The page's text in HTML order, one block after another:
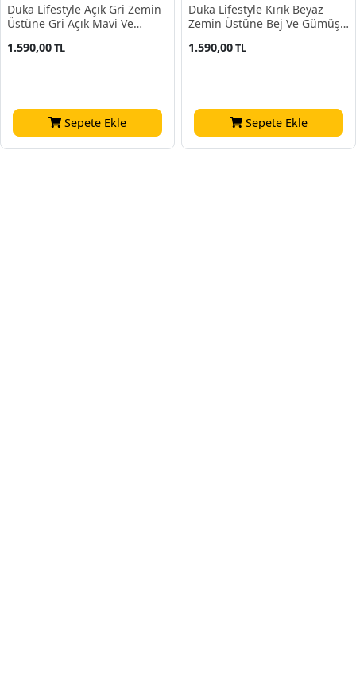
Duka Lifestyle Açık Gri Zemin
Üstüne Gri Açık Mavi Ve
23840-2 Duvar Kağıdı 10.60
1.590,00TL
Sepete Ekle
Duka Lifestyle Kırık Beyaz
Zemin Üstüne Bej Ve Gümüş
Kağıdı 10.60 M²
1.590,00TL
Sepete Ekle